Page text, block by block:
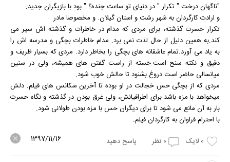
"ناگهان درخت " تکرار " در دنیای تو ساعت چنده؟ " بود با بازیگران جدید.
و ارادت کارگردان به شهر رشت و استان گیلان. و مخصوصا مادر
تکرار حسرت گذشته، برای مردی که مدام در خاطرات و گذشته اش سیر می
کند.به همین دلیل از حال لذت نمی برد. مدام خاطرات بچگی و مدرسه اش را
به یاد می آورد.تمام عاشقانه های بچگی را بخاطر دارد. مردی که بسیار ظریف و
دقیق و نکته سنج است.خسته از راست گفتن های همیشه، ولی در سنین
میانسالی حاضر است دروغ بشنود تا حالش خوب شود.
مردی که از بچگی حس خجالت در او بوده تا آخرین سکانس های فیلم. دلش
میخواهد با مزه باشد برای اطرافیانش، ولی غرق بودن در گذشته و نگاه حسرت
بار به آن مانع می شود تا برای دیگران حس با مزه بودن طولانی شود.
با احترام فراوان به کارگردان فیلم.
0 لایک 0 نظر پاسخ دهید 1397/11/16